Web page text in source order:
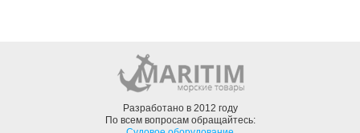
Разработано в 2012 году
По всем вопросам обращайтесь: